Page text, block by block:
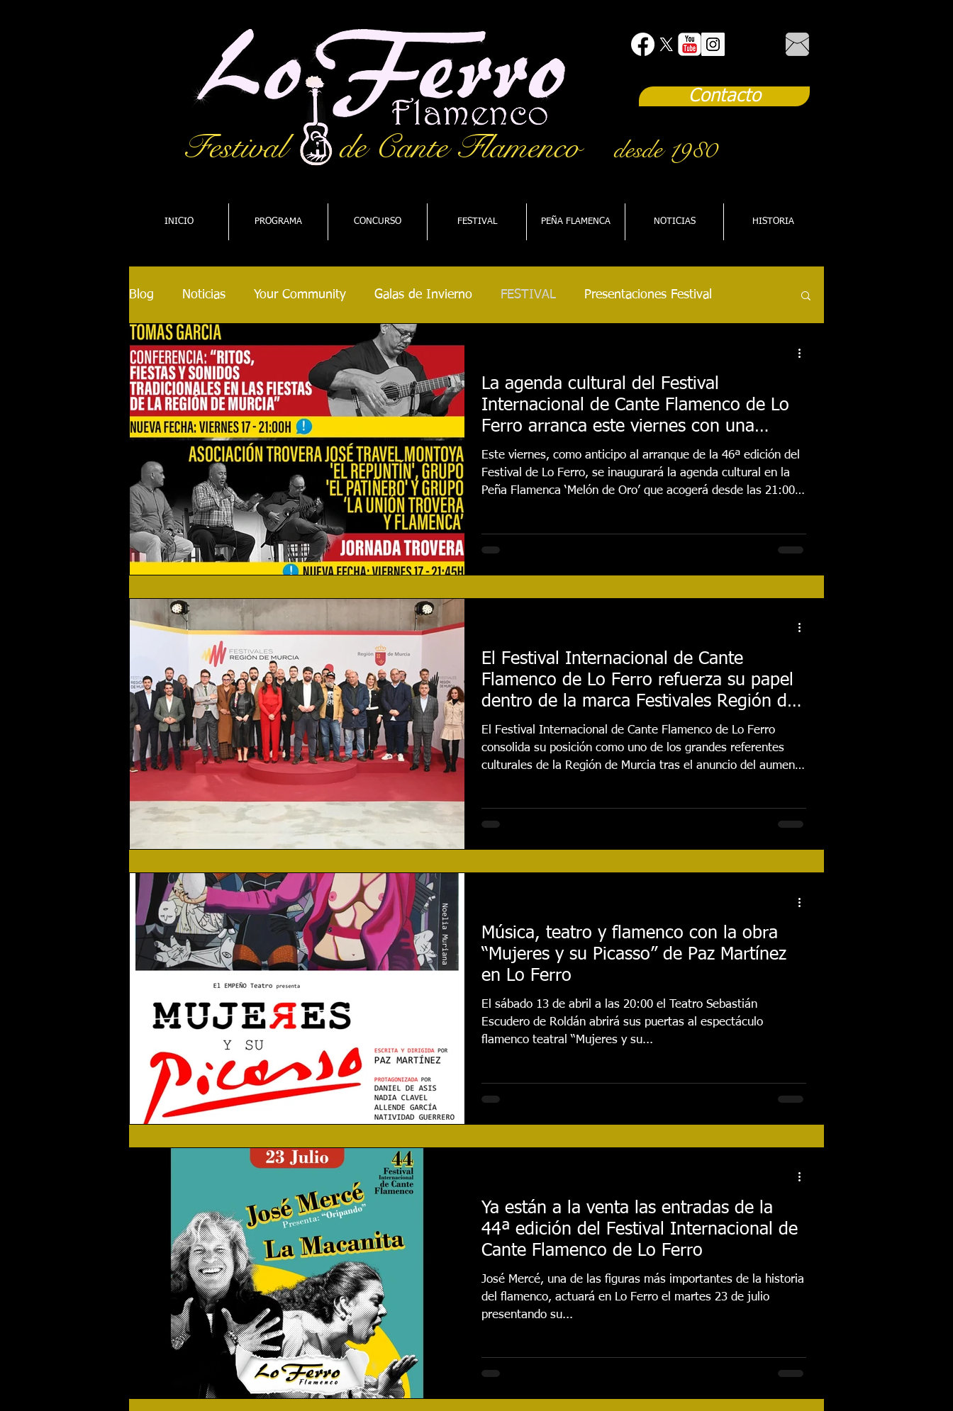
Contacto
Festival de Cante Flamencodesde 1980
INICIO PROGRAMA CONCURSO FESTIVAL PEÑA FLAMENCA NOTICIAS HISTORIA
Blog Noticias Your Community Galas de Invierno FESTIVAL Presentaciones Festival
Flamenco Solidario Homenajes Cursos
Festival 2019 Festival 2020 Festival 2021 Actualidad Festival 2022 Actividades
Actualidad Festival 2023 Festival 2024 CONCURSO Festival 2025 FESTIVAL 2026
Agenda Cultural
La agenda cultural del Festival
Internacional de Cante Flamenco de Lo
Ferro arranca este viernes con una
jornada dedicada al trovo y las
tradiciones populares
Este viernes, como anticipo al arranque de la 46ª edición del
Festival de Lo Ferro, se inaugurará la agenda cultural en la
Peña Flamenca ‘Melón de Oro’ que acogerá desde las 21:00
García, dando inicio a una programación cultural con más de
Internacional de Cante Flamenco de Lo Ferro pone
El Festival Internacional de Cante
Flamenco de Lo Ferro refuerza su papel
dentro de la marca Festivales Región de
Murcia
El Festival Internacional de Cante Flamenco de Lo Ferro
consolida su posición como uno de los grandes referentes
culturales de la Región de Murcia tras el anuncio del aumento
alcanzará los 3,4 millones de euros en la próxima
Fernando López Miras, con promotor
Música, teatro y flamenco con la obra
“Mujeres y su Picasso” de Paz Martínez
en Lo Ferro
El sábado 13 de abril a las 20:00 el Teatro Sebastián
Escudero de Roldán abrirá sus puertas al espectáculo
flamenco teatral “Mujeres y su...
Ya están a la venta las entradas de la
44ª edición del Festival Internacional de
Cante Flamenco de Lo Ferro
José Mercé, una de las figuras más importantes de la historia
del flamenco, actuará en Lo Ferro el martes 23 de julio
presentando su...